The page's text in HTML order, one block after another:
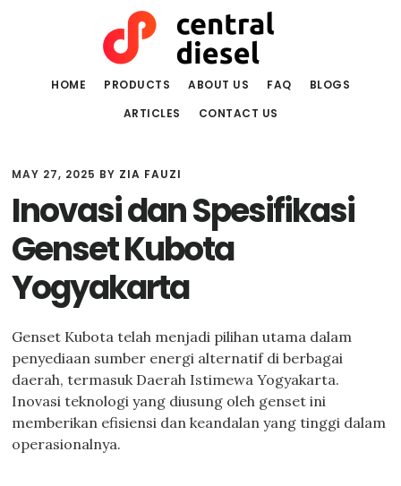
HOME PRODUCTS ABOUT US FAQ
BLOGS
ARTICLES
CONTACT US
MAY 27, 2025 BY ZIA FAUZI
Inovasi dan Spesifikasi
Genset Kubota
Yogyakarta
Genset Kubota telah menjadi pilihan utama dalam
penyediaan sumber energi alternatif di berbagai
daerah, termasuk Daerah Istimewa Yogyakarta.
Inovasi teknologi yang diusung oleh genset ini
memberikan efisiensi dan keandalan yang tinggi dalam
operasionalnya.